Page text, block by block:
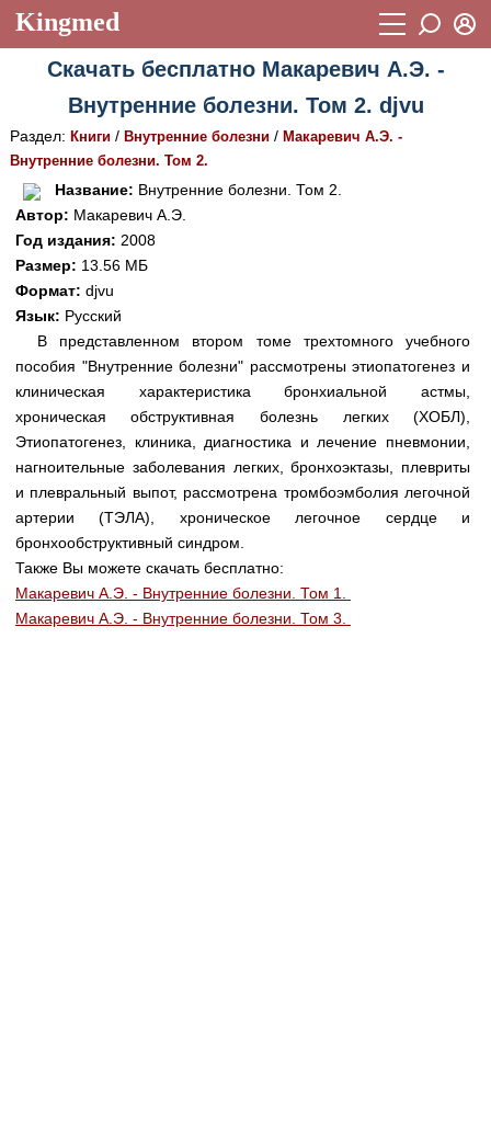
Kingmed
Учебный материал
Видеогалерея 899
Фотогалерея (1906)
Истории болезней
Лекции и презентации
Аккредитационные тесты
Методические рекомендации
Научно-популярное
Статьи
Медицинская стандартизация
Нормативы экстренной и неотложной помощи
Нормы лабораторных и инструментальных
исследований
Пароль
Восстановить пароль
Регистрация
Скачать бесплатно Макаревич А.Э. -
Внутренние болезни. Том 2. djvu
Раздел: Книги/ Внутренние болезни/ Макаревич А.Э. -
Внутренние болезни. Том 2.
Название: Внутренние болезни. Том 2.
Автор: Макаревич А.Э.
Год издания: 2008
Размер: 13.56 МБ
Формат: djvu
Язык: Русский
В представленном втором томе трехтомного учебного
пособия "Внутренние болезни" рассмотрены этиопатогенез и
клиническая характеристика бронхиальной астмы,
хроническая обструктивная болезнь легких (ХОБЛ),
Этиопатогенез, клиника, диагностика и лечение пневмонии,
нагноительные заболевания легких, бронхоэктазы, плевриты
и плевральный выпот, рассмотрена тромбоэмболия легочной
артерии (ТЭЛА), хроническое легочное сердце и
бронхообструктивный синдром.
Также Вы можете скачать бесплатно:
Макаревич А.Э. - Внутренние болезни. Том 1.
Макаревич А.Э. - Внутренние болезни. Том 3.